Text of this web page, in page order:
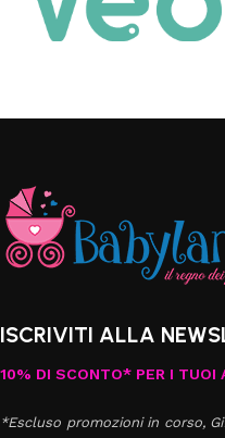
ISCRIVITI ALLA
10% DI SCONTO* PER I TUOI
*Escluso promozioni in corso,